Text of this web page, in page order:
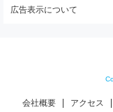
広告表示について
会社概要 アクセス